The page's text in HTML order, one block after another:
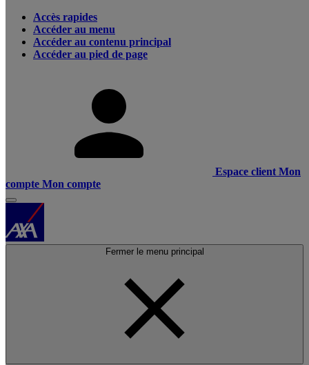
Accès rapides
Accéder au menu
Accéder au contenu principal
Accéder au pied de page
Espace client Mon
compte Mon compte
Fermer le menu principal